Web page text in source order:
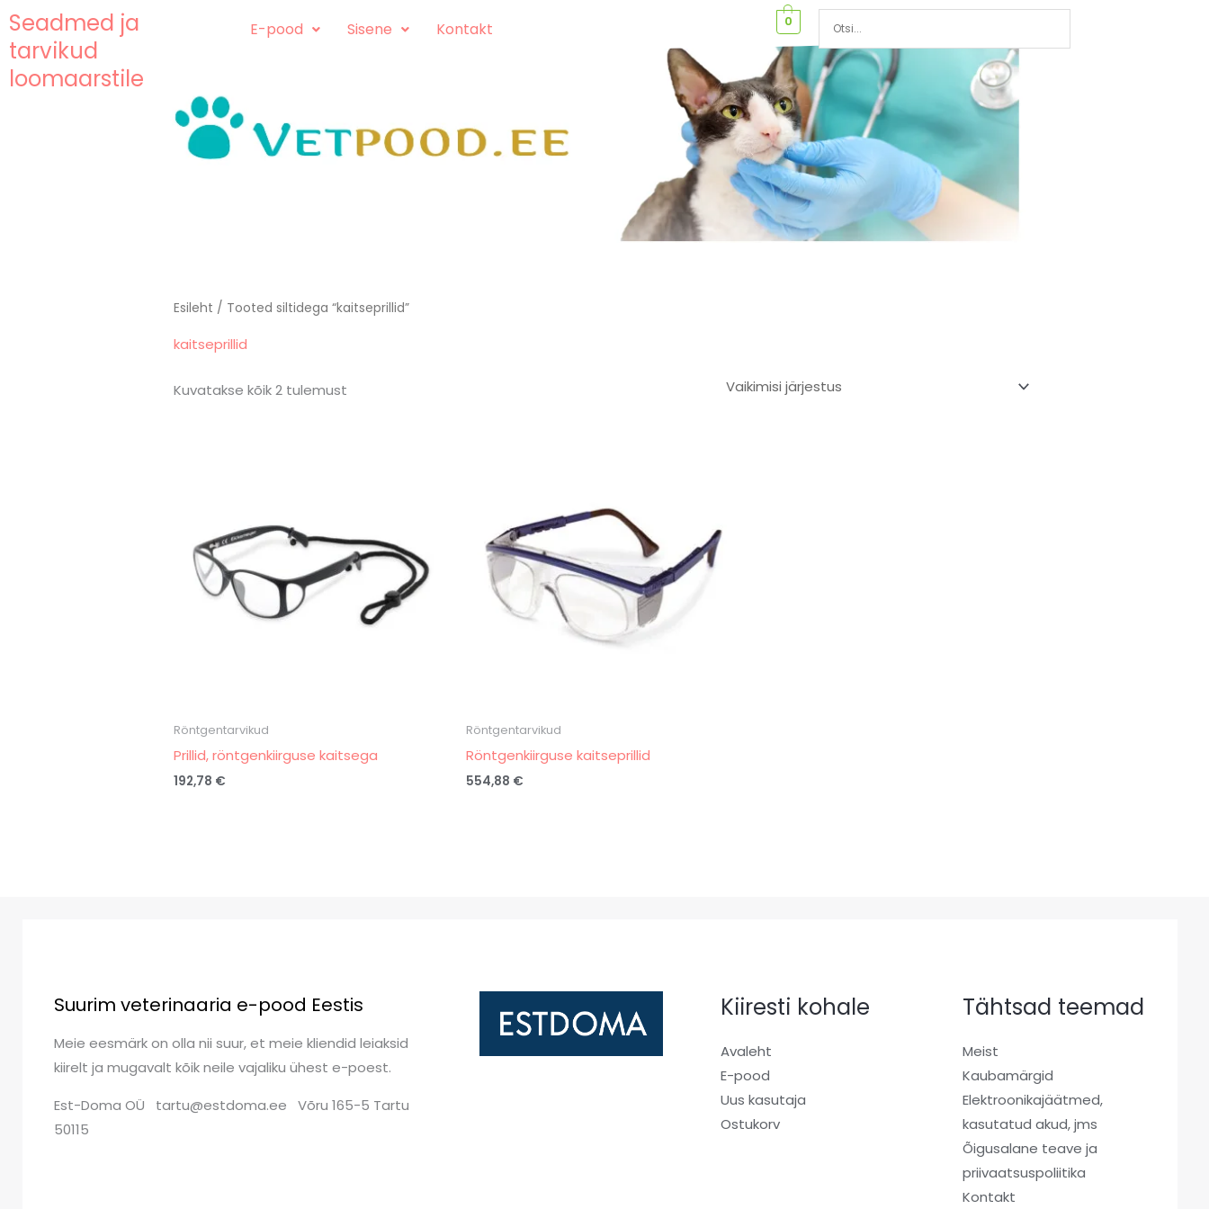
content
Skip
to
content
Seadmed ja
tarvikud
loomaarstile
E-pood Sisene Kontakt 0
Esileht / Tooted siltidega “kaitseprillid”
kaitseprillid
Kuvatakse kõik 2 tulemust
Röntgentarvikud
Prillid, röntgenkiirguse kaitsega
192,78 €
Röntgentarvikud
Röntgenkiirguse kaitseprillid
554,88 €
Suurim veterinaaria e-pood Eestis
Meie eesmärk on olla nii suur, et meie kliendid leiaksid
kiirelt ja mugavalt kõik neile vajaliku ühest e-poest.
Est-Doma OÜ tartu@estdoma.ee Võru 165-5 Tartu
50115
Kiiresti kohale
Avaleht
E-pood
Uus kasutaja
Ostukorv
Tähtsad teemad
Meist
Kaubamärgid
Elektroonikajäätmed,
kasutatud akud, jms
Õigusalane teave ja
priivaatsuspoliitika
Kontakt